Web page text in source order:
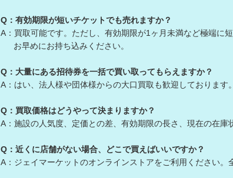
Q：有効期限が短いチケットでも売れますか？
A：買取可能です。ただし、有効期限が1ヶ月未満など極端に
お早めにお持ち込みください。
Q：大量にある招待券を一括で買い取ってもらえますか？
A：はい、法人様や団体様からの大口買取も歓迎しておりま
Q：買取価格はどうやって決まりますか？
A：施設の人気度、定価との差、有効期限の長さ、現在の在庫
Q：近くに店舗がない場合、どこで買えばいいですか？
A：ジェイマーケットのオンラインストアをご利用ください。